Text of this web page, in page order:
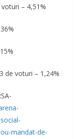
– 4,51%
de voturi – 1,24%
mandat-de-